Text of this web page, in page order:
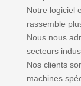
Notre logiciel
rassemble
Nous nous
secteurs
Nos clients
machines